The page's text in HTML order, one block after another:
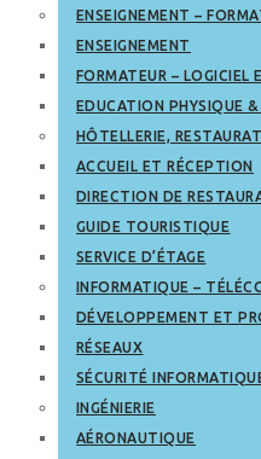
ENSEIGNEMENT –
ENSEIGNEMENT
FORMATEUR – LOGICIEL
EDUCATION PHYSIQUE
HÔTELLERIE,
ACCUEIL ET RÉCEPTION
DIRECTION DE
GUIDE TOURISTIQUE
SERVICE D’ÉTAGE
INFORMATIQUE –
DÉVELOPPEMENT ET
RÉSEAUX
SÉCURITÉ
INGÉNIERIE
AÉRONAUTIQUE